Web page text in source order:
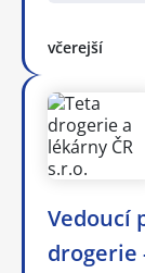
včerejší
Vedoucí
drogerie